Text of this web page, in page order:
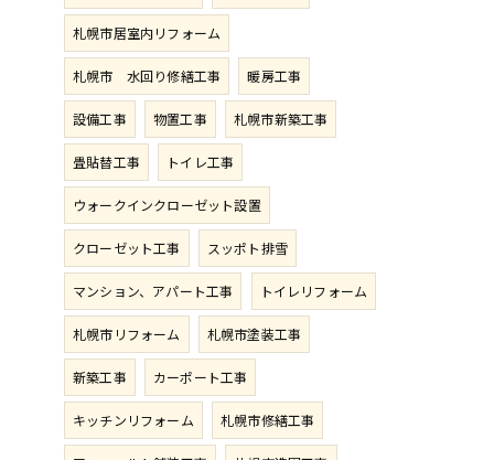
札幌市居室内リフォーム
札幌市 水回り修繕工事 暖房工事
設備工事 物置工事 札幌市新築工事
畳貼替工事 トイレ工事
ウォークインクローゼット設置
クローゼット工事 スッポト排雪
マンション、アパート工事 トイレリフォーム
札幌市リフォーム 札幌市塗装工事
新築工事 カーポート工事
キッチンリフォーム 札幌市修繕工事